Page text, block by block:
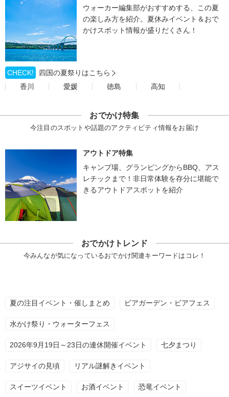
ウォーカー編集部がおすすめする、この夏
の楽しみ方を紹介。夏休みイベント＆おで
かけスポット情報が盛りだくさん！
CHECK!
四国の夏祭りはこちら
香川
愛媛 徳島 高知
おでかけ特集
今注目のスポットや話題のアクティビティ情報をお届け
アウトドア特集
キャンプ場、グランピングからBBQ、アス
レチックまで！非日常体験を存分に堪能で
きるアウトドアスポットを紹介
おでかけトレンド
今みんなが気になっているおでかけ関連キーワードはコレ！
夏の注目イベント・催しまとめ ビアガーデン・ビアフェス
水かけ祭り・ウォーターフェス
2026年9月19日～23日の連休開催イベント 七夕まつり
アジサイの見頃 リアル謎解きイベント
スイーツイベント お酒イベント 恐竜イベント